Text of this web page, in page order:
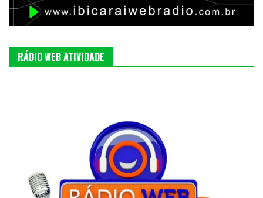
RÁDIO WEB ATIVIDADE